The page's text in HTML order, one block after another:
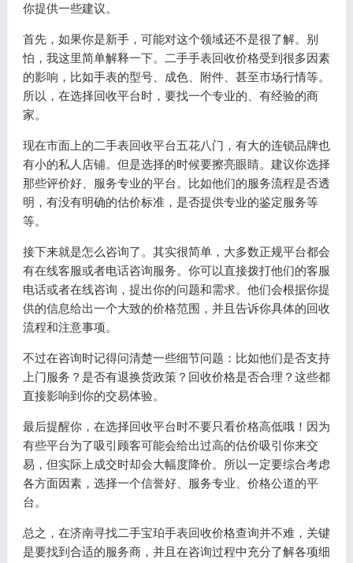
你提供一些建议。
首先，如果你是新手，可能对这个领域还不是很了解。别
怕，我这里简单解释一下。二手手表回收价格受到很多因素
的影响，比如手表的型号、成色、附件、甚至市场行情等。
所以，在选择回收平台时，要找一个专业的、有经验的商
家。
现在市面上的二手表回收平台五花八门，有大的连锁品牌也
有小的私人店铺。但是选择的时候要擦亮眼睛。建议你选择
那些评价好、服务专业的平台。比如他们的服务流程是否透
明，有没有明确的估价标准，是否提供专业的鉴定服务等
等。
接下来就是怎么咨询了。其实很简单，大多数正规平台都会
有在线客服或者电话咨询服务。你可以直接拨打他们的客服
电话或者在线咨询，提出你的问题和需求。他们会根据你提
供的信息给出一个大致的价格范围，并且告诉你具体的回收
流程和注意事项。
不过在咨询时记得问清楚一些细节问题：比如他们是否支持
上门服务？是否有退换货政策？回收价格是否合理？这些都
直接影响到你的交易体验。
最后提醒你，在选择回收平台时不要只看价格高低哦！因为
有些平台为了吸引顾客可能会给出过高的估价吸引你来交
易，但实际上成交时却会大幅度降价。所以一定要综合考虑
各方面因素，选择一个信誉好、服务专业、价格公道的平
台。
总之，在济南寻找二手宝珀手表回收价格查询并不难，关键
是要找到合适的服务商，并且在咨询过程中充分了解各项细